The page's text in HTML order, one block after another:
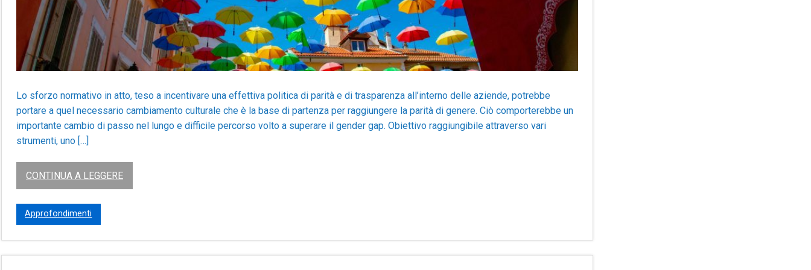
Lo sforzo normativo in atto, teso a incentivare una effettiva politica di parità e di trasparenza all’interno delle aziende, potrebbe
portare a quel necessario cambiamento culturale che è la base di partenza per raggiungere la parità di genere. Ciò comporterebbe un
importante cambio di passo nel lungo e difficile percorso volto a superare il gender gap. Obiettivo raggiungibile attraverso vari
strumenti, uno […]
CONTINUA A LEGGERE
Approfondimenti